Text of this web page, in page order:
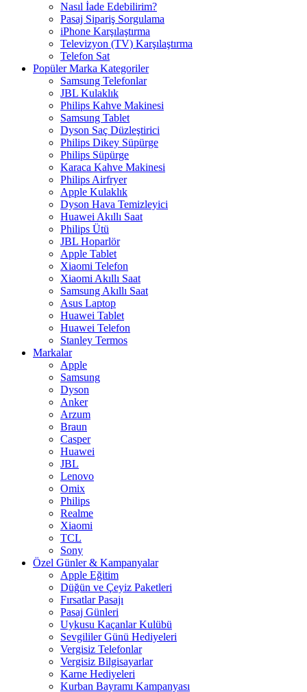
Nasıl İade Edebilirim?
Pasaj Sipariş Sorgulama
iPhone Karşılaştırma
Televizyon (TV) Karşılaştırma
Telefon Sat
Popüler Marka Kategoriler
Samsung Telefonlar
JBL Kulaklık
Philips Kahve Makinesi
Samsung Tablet
Dyson Saç Düzleştirici
Philips Dikey Süpürge
Philips Süpürge
Karaca Kahve Makinesi
Philips Airfryer
Apple Kulaklık
Dyson Hava Temizleyici
Huawei Akıllı Saat
Philips Ütü
JBL Hoparlör
Apple Tablet
Xiaomi Telefon
Xiaomi Akıllı Saat
Samsung Akıllı Saat
Asus Laptop
Huawei Tablet
Huawei Telefon
Stanley Termos
Markalar
Apple
Samsung
Dyson
Anker
Arzum
Braun
Casper
Huawei
JBL
Lenovo
Omix
Philips
Realme
Xiaomi
TCL
Sony
Özel Günler & Kampanyalar
Apple Eğitim
Düğün ve Çeyiz Paketleri
Fırsatlar Pasajı
Pasaj Günleri
Uykusu Kaçanlar Kulübü
Sevgililer Günü Hediyeleri
Vergisiz Telefonlar
Vergisiz Bilgisayarlar
Karne Hediyeleri
Kurban Bayramı Kampanyası